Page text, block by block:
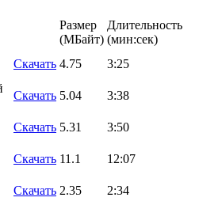
Размер
(MБайт)
Длительность
(мин:сек)
Скачать 4.75
3:25
Скачать 5.04
3:38
Скачать 5.31
3:50
Скачать 11.1
12:07
Скачать 2.35
2:34